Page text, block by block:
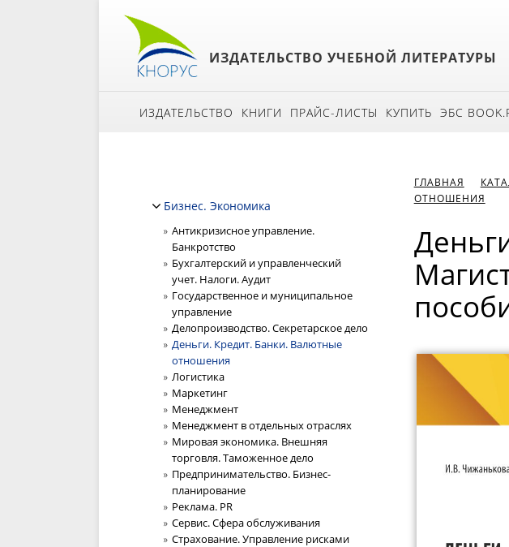
ИЗДАТЕЛЬСТВО УЧЕБНОЙ ЛИТЕРАТУРЫ
ИЗДАТЕЛЬСТВО КНИГИ ПРАЙС-ЛИСТЫ КУПИТЬ ЭБС
Бизнес. Экономика
Антикризисное управление.
Банкротство
Бухгалтерский и управленческий
учет. Налоги. Аудит
Государственное и муниципальное
управление
Делопроизводство. Секретарское дело
Деньги. Кредит. Банки. Валютные
отношения
Логистика
Маркетинг
Менеджмент
Менеджмент в отдельных отраслях
Мировая экономика. Внешняя
торговля. Таможенное дело
Предпринимательство. Бизнес-
планирование
Реклама. PR
Сервис. Сфера обслуживания
Страхование. Управление рисками
ГЛАВНАЯ
ОТНОШЕНИЯ